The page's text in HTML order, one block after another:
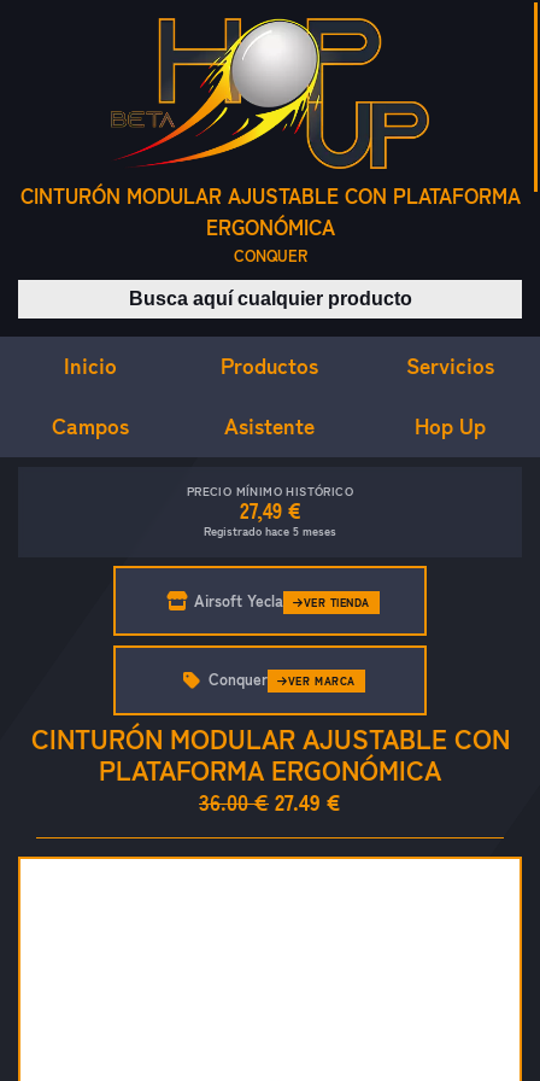
CINTURÓN MODULAR AJUSTABLE CON PLATAFORMA
ERGONÓMICA
CONQUER
Buscar productos
Inicio Productos Servicios
Campos Asistente Hop Up
PRECIO MÍNIMO HISTÓRICO
27,49 €
Registrado hace 5 meses
Airsoft Yecla VER TIENDA
CINTURÓN MODULAR AJUSTABLE CON
PLATAFORMA ERGONÓMICA
36.00 € 27.49 €
Conquer VER MARCA